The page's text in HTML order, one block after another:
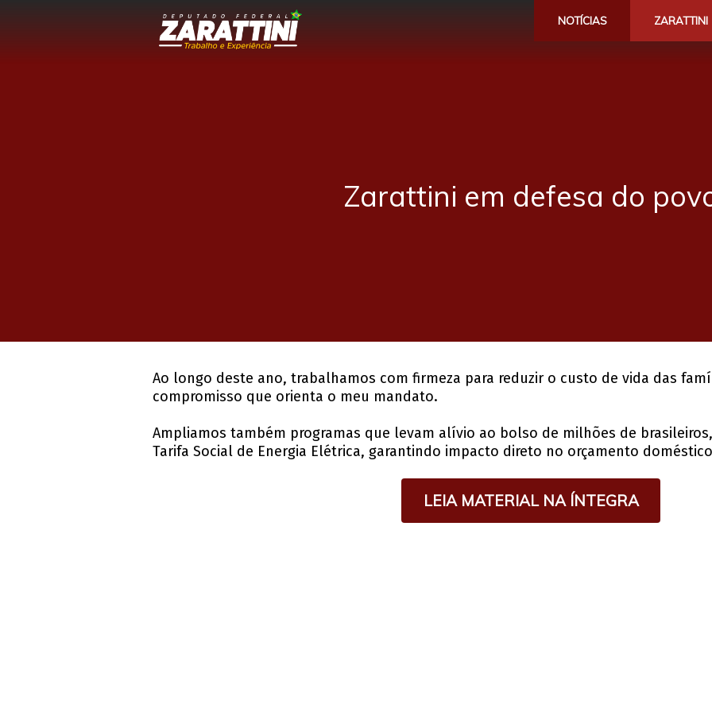
NOTÍCIAS ZARATTINI
Zarattini em defesa do
Ao longo deste ano, trabalhamos com firmeza para reduzir o custo de vida das
compromisso que orienta o meu mandato.
Ampliamos também programas que levam alívio ao bolso de milhões de
Tarifa Social de Energia Elétrica, garantindo impacto direto no orçamento
LEIA MATERIAL NA ÍNTEGRA